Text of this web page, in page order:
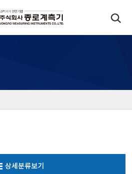
당도/농도/염도/당산도/
상세분류보기